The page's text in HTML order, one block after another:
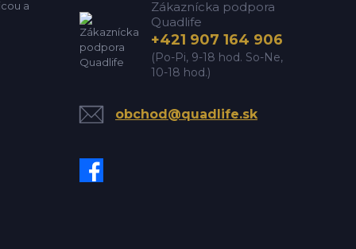
a
Zákaznícka podpora
Quadlife
+421 907 164 906
(Po-Pi, 9-18 hod. So-Ne,
10-18 hod.)
obchod@quadlife.sk